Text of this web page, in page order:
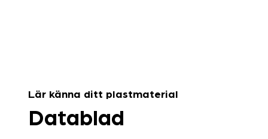
Lär känna ditt plastmaterial
Datablad